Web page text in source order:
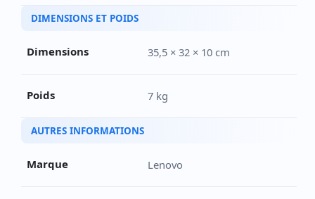
DIMENSIONS ET POIDS
Dimensions 35,5 × 32 × 10 cm
Poids 7 kg
AUTRES INFORMATIONS
Marque Lenovo